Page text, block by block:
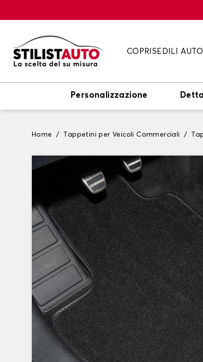
COPRISEDILI AUTO
Personalizzazione
Home Tappetini per Veicoli Commerciali